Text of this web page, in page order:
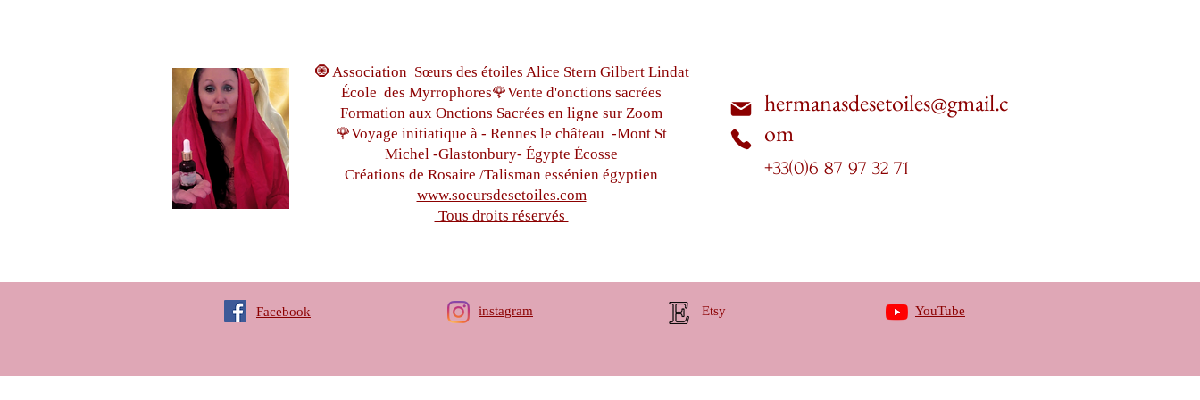
🧿 Association Sœurs des étoiles Alice Stern Gilbert Lindat
École des Myrrophores🌹Vente d'onctions sacrées
Formation aux Onctions Sacrées en ligne sur Zoom
🌹Voyage initiatique à - Rennes le château -Mont St
Michel -Glastonbury- Égypte Écosse
Créations de Rosaire /Talisman essénien égyptien
www.soeursdesetoiles.com
Tous droits réservés
hermanasdesetoiles@gmail.c
om
+33(0)6 87 97 32 71
Facebook instagram Etsy YouTube